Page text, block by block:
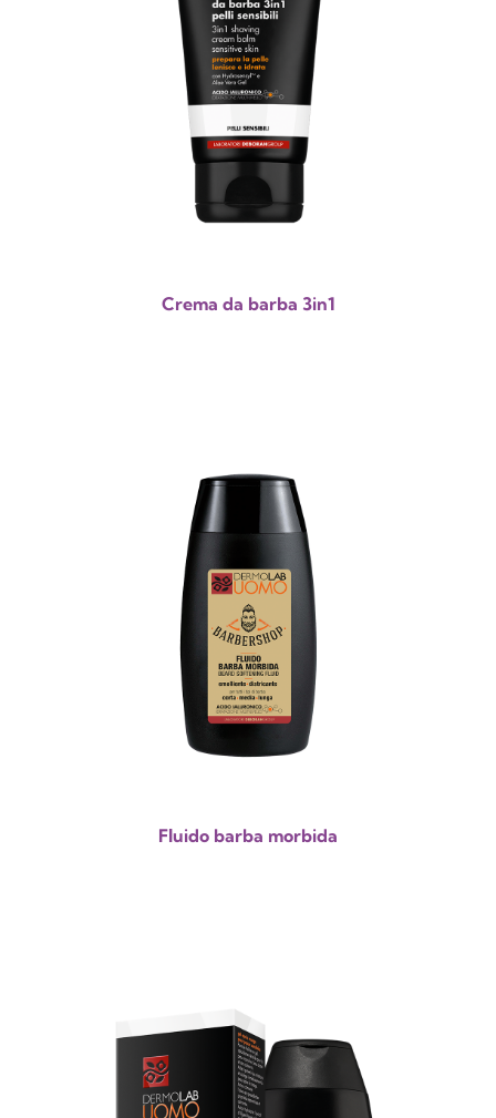
Crema da barba 3in1
Fluido barba morbida